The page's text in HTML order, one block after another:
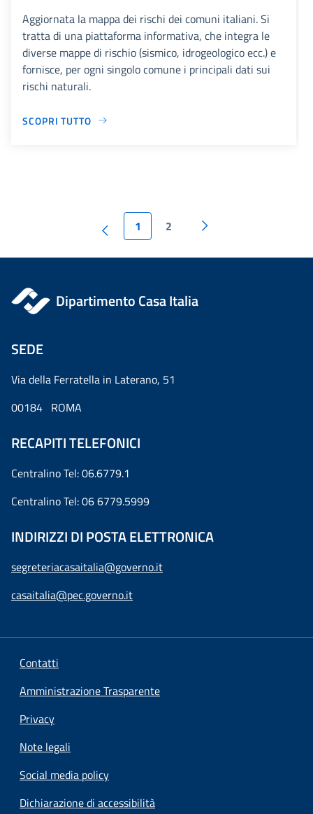
Aggiornata la mappa dei rischi dei comuni italiani. Si
tratta di una piattaforma informativa, che integra le
diverse mappe di rischio (sismico, idrogeologico ecc.) e
fornisce, per ogni singolo comune i principali dati sui
rischi naturali.
SCOPRI TUTTO
1 2
Dipartimento Casa Italia
SEDE
Via della Ferratella in Laterano, 51
00184 ROMA
RECAPITI TELEFONICI
Centralino Tel: 06.6779.1
Centralino Tel: 06 6779.5999
INDIRIZZI DI POSTA ELETTRONICA
segreteriacasaitalia@governo.it
casaitalia@pec.governo.it
Contatti
Amministrazione Trasparente
Privacy
Note legali
Social media policy
Dichiarazione di accessibilità